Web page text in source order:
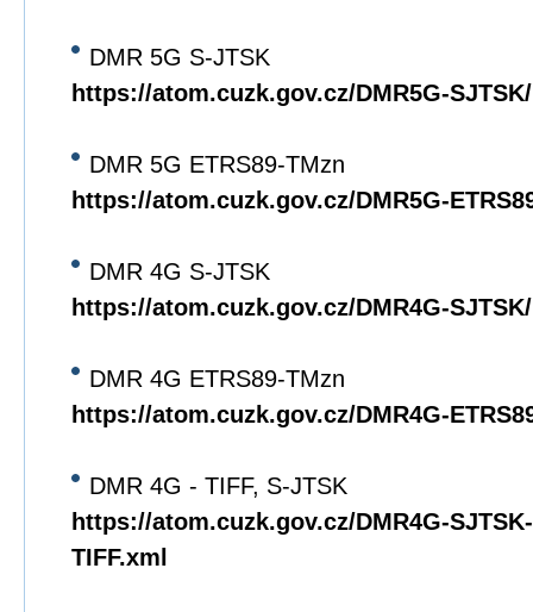
DMR 5G S-JTSK
https://atom.cuzk.gov.cz/DMR5G-
DMR 5G ETRS89-TMzn
https://atom.cuzk.gov.cz/DMR5G-
DMR 4G S-JTSK
https://atom.cuzk.gov.cz/DMR4G-
DMR 4G ETRS89-TMzn
https://atom.cuzk.gov.cz/DMR4G-
DMR 4G - TIFF, S-JTSK
https://atom.cuzk.gov.cz/DMR4G-
TIFF.xml